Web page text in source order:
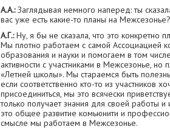
А.А.:Заглядывая немного наперед: ты
вас уже есть какие-то планы на Межсезонье?
А.Г.:Ну, я бы не сказала, что это конкретно
Мы плотно работаем с самой Ассоциацией
образования и науки и помогаем в том
активности с участниками в Межсезонье, но
«Летней школы». Мы стараемся быть
если соответственно кто-то из участников
присоединиться, мы это всячески
только получает знания для своей работы и
это общее развитие комьюнити и
смысле мы работаем в Межсезонье.